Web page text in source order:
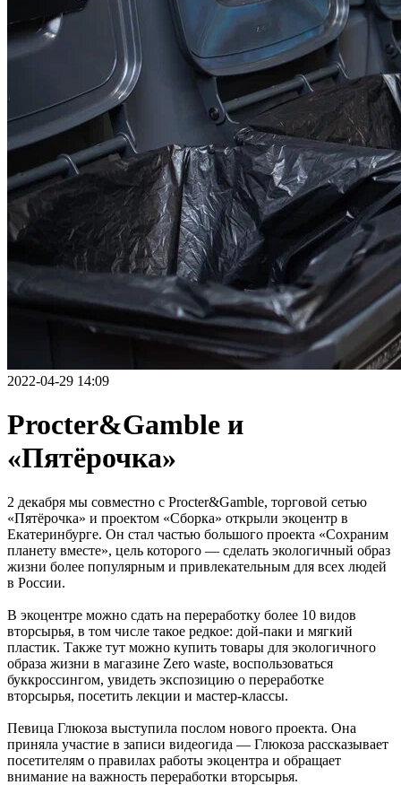
2022-04-29 14:09
Procter&Gamble и
«Пятёрочка»
2 декабря мы совместно с Procter&Gamble, торговой сетью
«Пятёрочка» и проектом «Сборка» открыли экоцентр в
Екатеринбурге. Он стал частью большого проекта «Сохраним
планету вместе», цель которого — сделать экологичный образ
жизни более популярным и привлекательным для всех людей
в России.
В экоцентре можно сдать на переработку более 10 видов
вторсырья, в том числе такое редкое: дой-паки и мягкий
пластик. Также тут можно купить товары для экологичного
образа жизни в магазине Zero waste, воспользоваться
буккроссингом, увидеть экспозицию о переработке
вторсырья, посетить лекции и мастер-классы.
Певица Глюкоза выступила послом нового проекта. Она
приняла участие в записи видеогида — Глюкоза рассказывает
посетителям о правилах работы экоцентра и обращает
внимание на важность переработки вторсырья.